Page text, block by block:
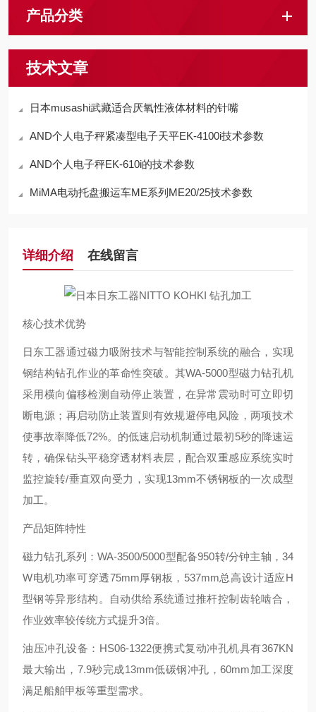
产品分类
技术文章
日本musashi武藏适合厌氧性液体材料的针嘴
AND个人电子秤紧凑型电子天平EK-4100i技术参数
AND个人电子秤EK-610i的技术参数
MiMA电动托盘搬运车ME系列ME20/25技术参数
详细介绍 在线留言
核心技术优势
日东工器通过磁力吸附技术与智能控制系统的融合，实现
钢结构钻孔作业的革命性突破。其WA-5000型磁力钻孔机
采用横向偏移检测自动停止装置，在异常震动时可立即切
断电源；再启动防止装置则有效规避停电风险，两项技术
使事故率降低72%。的低速启动机制通过最初5秒的降速运
转，确保钻头平稳穿透材料表层，配合双重感应系统实时
监控旋转/垂直双向受力，实现13mm不锈钢板的一次成型
加工。
产品矩阵特性
磁力钻孔系列：WA-3500/5000型配备950转/分钟主轴，34
W电机功率可穿透75mm厚钢板，537mm总高设计适应H
型钢等异形结构。自动供给系统通过推杆控制齿轮啮合，
作业效率较传统方式提升3倍。
油压冲孔设备：HS06-1322便携式复动冲孔机具有367KN
最大输出，7.9秒完成13mm低碳钢冲孔，60mm加工深度
满足船舶甲板等重型需求。